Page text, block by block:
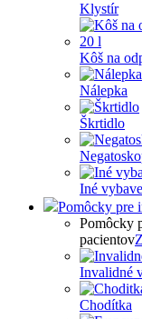
Klystír
Kôš na
Nálepka
Škrtidlo
Iné
Pomôcky pre
Pomôcky
pacientov
Invalidné
Chodítka